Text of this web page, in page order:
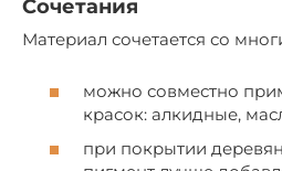
Сочетания
Материал сочетается со
можно совместно
красок: алкидные,
при покрытии